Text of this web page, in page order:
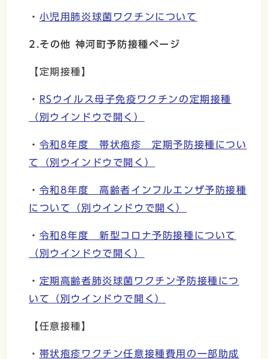
・ 小児用肺炎球菌ワクチンについて
2 .その他 神河町予防接種ページ
【定期接種】
・ RSウイルス母子免疫ワクチンの定期接種
（別ウインドウで開く）
・ 令和8年度 帯状疱疹 定期予防接種につい
て
（別ウインドウで開く）
・ 令和8年度 高齢者インフルエンザ予防接種
について
（別ウインドウで開く）
・ 令和8年度 新型コロナ予防接種について
（別ウインドウで開く）
・ 定期高齢者肺炎球菌ワクチン予防接種につ
いて
（別ウインドウで開く）
【任意接種】
・ 帯状疱疹ワクチン任意接種費用の一部助成